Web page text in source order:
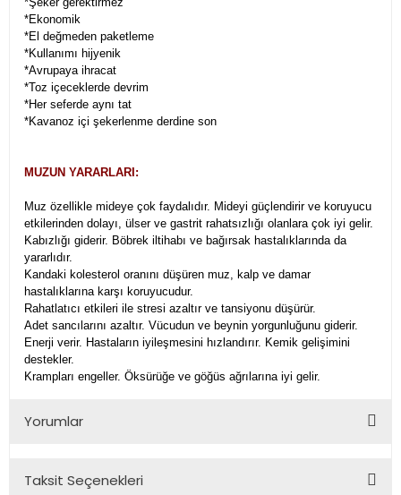
*Ekonomik
*El değmeden paketleme
*Kullanımı hijyenik
*Avrupaya ihracat
*Toz içeceklerde devrim
*Her seferde aynı tat
*Kavanoz içi şekerlenme derdine son
MUZUN YARARLARI:
Muz özellikle mideye çok faydalıdır. Mideyi güçlendirir ve koruyucu
etkilerinden dolayı, ülser ve gastrit rahatsızlığı olanlara çok iyi gelir.
Kabızlığı giderir. Böbrek iltihabı ve bağırsak hastalıklarında da
yararlıdır.
Kandaki kolesterol oranını düşüren muz, kalp ve damar
hastalıklarına karşı koruyucudur.
Rahatlatıcı etkileri ile stresi azaltır ve tansiyonu düşürür.
Adet sancılarını azaltır. Vücudun ve beynin yorgunluğunu giderir.
Enerji verir. Hastaların iyileşmesini hızlandırır. Kemik gelişimini
destekler.
Krampları engeller. Öksürüğe ve göğüs ağrılarına iyi gelir.
Yorumlar
Taksit Seçenekleri